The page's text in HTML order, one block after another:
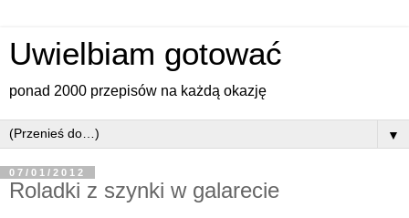
Uwielbiam gotować
ponad 2000 przepisów na każdą okazję
▼
07/01/2012
Roladki z szynki w galarecie